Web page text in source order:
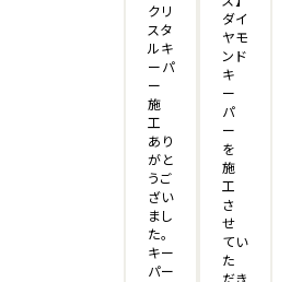
クリ
スタ
ルキ
ーパ
ー
施
工
あり
がと
うご
ざい
まし
た。
キー
パー
ダイ
ヤモ
ンド
キ
ー
パ
ー
を
施
工
さ
せ
てい
た